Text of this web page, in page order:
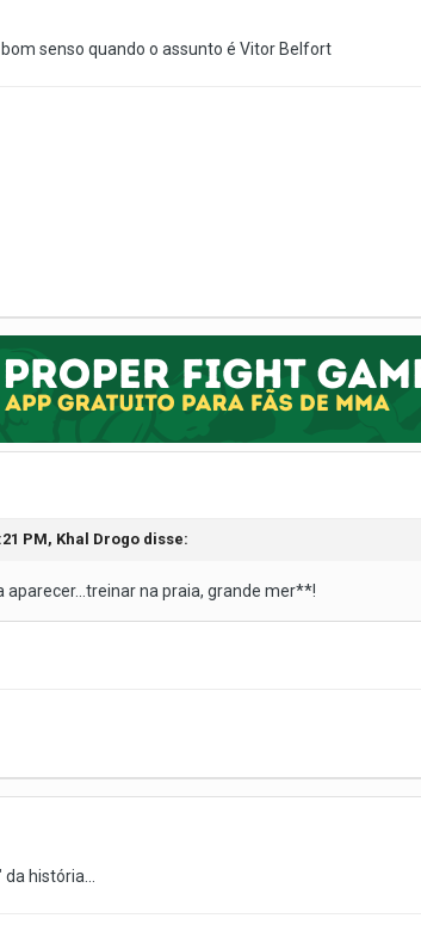
senso quando o assunto é Vitor Belfort
PM, Khal Drogo disse:
aparecer...treinar na praia, grande mer**!
história...